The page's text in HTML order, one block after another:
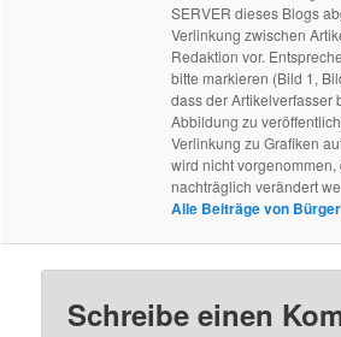
SERVER dieses Blogs
Verlinkung zwischen
Redaktion vor.
bitte markieren (Bild 1,
dass der Artikelverfasser
Abbildung zu
Verlinkung zu Grafiken
wird nicht
nachträglich verändert
Alle Beiträge von
Schreibe einen